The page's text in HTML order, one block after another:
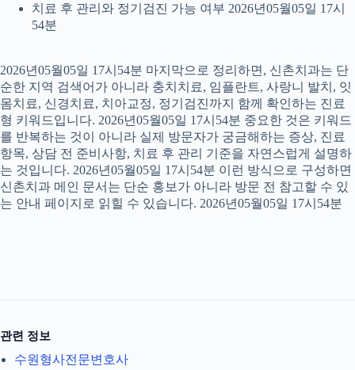
치료 후 관리와 정기검진 가능 여부 2026년05월05일 17시
54분
2026년05월05일 17시54분 마지막으로 정리하면, 신촌치과는 단
순한 지역 검색어가 아니라 충치치료, 임플란트, 사랑니 발치, 잇
몸치료, 신경치료, 치아교정, 정기검진까지 함께 확인하는 진료
형 키워드입니다. 2026년05월05일 17시54분 중요한 것은 키워드
를 반복하는 것이 아니라 실제 방문자가 궁금해하는 증상, 진료
항목, 상담 전 준비사항, 치료 후 관리 기준을 자연스럽게 설명하
는 것입니다. 2026년05월05일 17시54분 이런 방식으로 구성하면
신촌치과 메인 문서는 단순 홍보가 아니라 방문 전 참고할 수 있
는 안내 페이지로 읽힐 수 있습니다. 2026년05월05일 17시54분
관련 정보
수원형사전문변호사